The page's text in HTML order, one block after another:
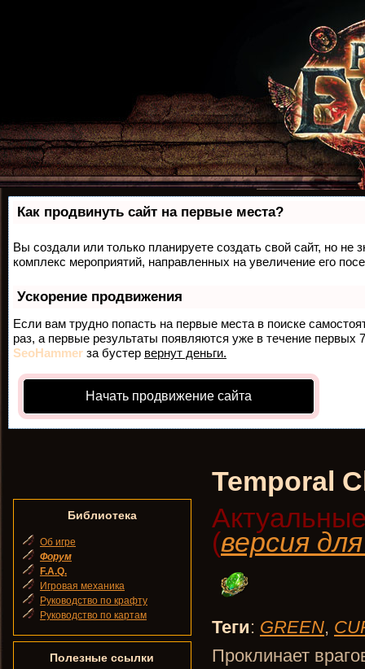
Как продвинуть сайт на первые места?
Вы создали или только планируете создать свой сайт, но не
комплекс мероприятий, направленных на увеличение его
Ускорение продвижения
Если вам трудно попасть на первые места в поиске
раз, а первые результаты появляются уже в течение первых
SeoHammer за бустер вернут деньги.
Начать продвижение сайта
Temporal
(версия
Теги: GREEN,
Проклинает
Библиотека
Об игре
Форум
F.A.Q.
Игровая механика
Руководство по крафту
Руководство по картам
Полезные ссылки